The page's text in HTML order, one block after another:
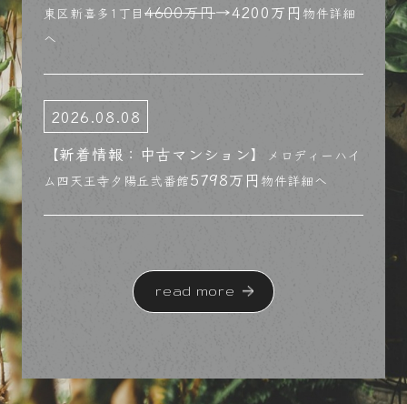
東区新喜多1丁目4600万円→4200万円 物件詳細
へ
2026.08.08
【新着情報：中古マンション】
メロディーハイ
ム四天王寺夕陽丘弐番館5798万円 物件詳細へ
【新着情報：中古マンション】
シティコーポ道
2026.08.07
read more